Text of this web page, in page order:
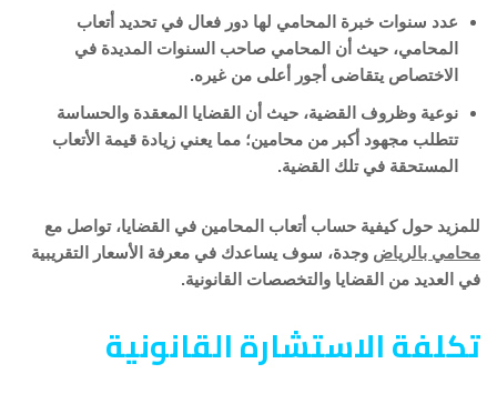
عدد سنوات خبرة المحامي لها دور فعال في تحديد أتعاب
المحامي، حيث أن المحامي صاحب السنوات المديدة في
الاختصاص يتقاضى أجور أعلى من غيره.
نوعية وظروف القضية، حيث أن القضايا المعقدة والحساسة
تتطلب مجهود أكبر من محامين؛ مما يعني زيادة قيمة الأتعاب
المستحقة في تلك القضية.
للمزيد حول كيفية حساب أتعاب المحامين في القضايا، تواصل مع
محامي بالرياض وجدة، سوف يساعدك في معرفة الأسعار التقريبية
في العديد من القضايا والتخصصات القانونية.
تكلفة الاستشارة القانونية